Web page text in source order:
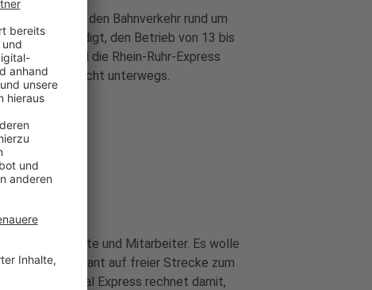
auf den Bahnverkehr rund um
hat angekündigt, den Betrieb von 13 bis
sind die Rhein-Ruhr-Express
sind dann nicht unterwegs.
für Fahrgäste und Mitarbeiter. Es wolle
Hitze ungeplant auf freier Strecke zum
Express rechnet damit,